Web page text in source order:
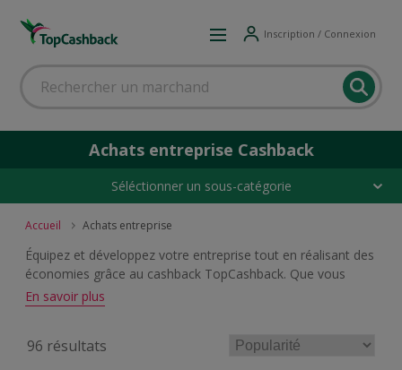
Inscription / Connexion
Achats entreprise Cashback
Séléctionner un sous-catégorie
Accueil Achats entreprise
Équipez et développez votre entreprise tout en réalisant des
économies grâce au cashback TopCashback. Que vous
soyez entrepreneur, indépendant, PME ou grande
entreprise, retrouvez des offres de cashback sur vos achats
logiciels, solutions de paiement, fournitures, restauration,
En savoir plus
96 résultats